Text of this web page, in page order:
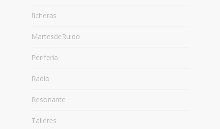
ficheras
MartesdeRuido
Periferia
Radio
Resonante
Talleres